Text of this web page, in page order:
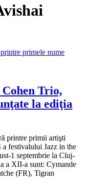
Trio,
la ediţia
printre primii artişti
a festivalului Jazz in the
1 septembrie la Cluj-
a XII-a sunt: Cymande
(FR), Tigran